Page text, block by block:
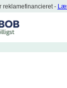
reklamefinancieret -